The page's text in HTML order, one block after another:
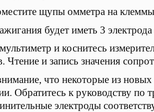
щупы омметра на
будет иметь 3
и коснитесь
Чтение и запись значения
что некоторые из
Обратитесь к руководству по
электроды